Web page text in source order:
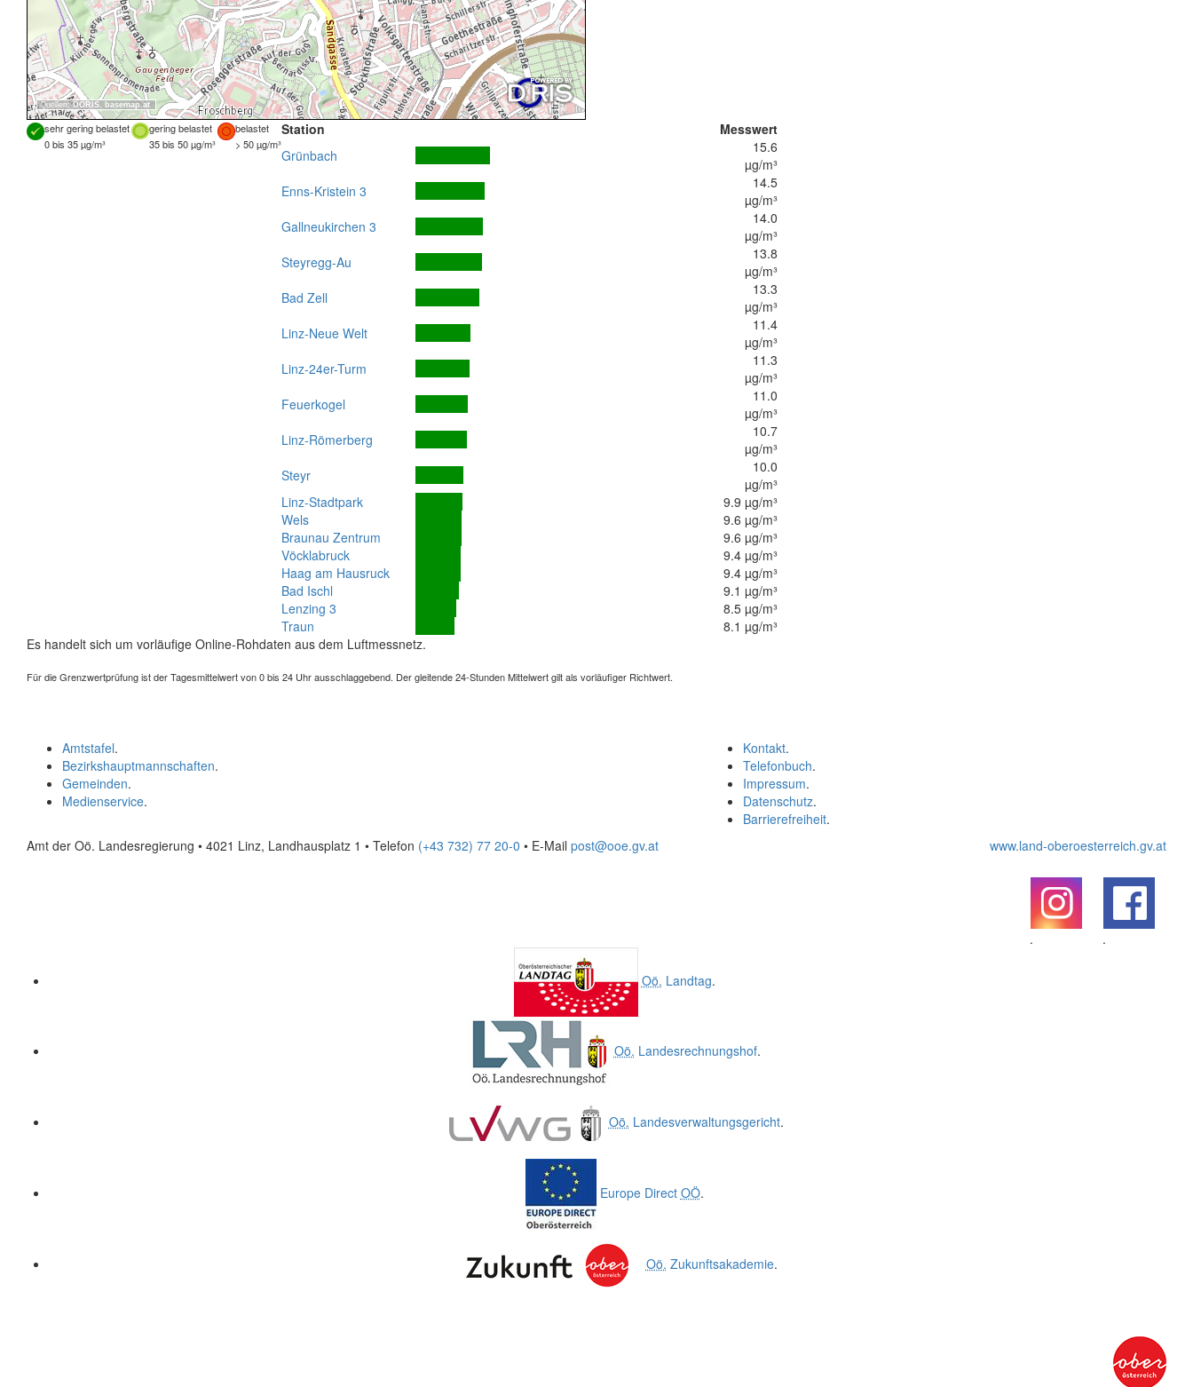
Quellen:DORIS, basemap.at
sehr gering belastet gering belastet
belastet
0 bis 35 µg/m³
35 bis 50 µg/m³ > 50 µg/m³
Station
Messwert
Grünbach
15.6
µg/m³
Enns-Kristein 3
14.5
µg/m³
Gallneukirchen 3
14.0
µg/m³
Steyregg-Au
13.8
µg/m³
Bad Zell
13.3
µg/m³
Linz-Neue Welt
11.4
µg/m³
Linz-24er-Turm
11.3
µg/m³
Feuerkogel
11.0
µg/m³
Linz-Römerberg
10.7
µg/m³
Steyr
10.0
µg/m³
Linz-Stadtpark
9.9 µg/m³
Wels
9.6 µg/m³
Braunau Zentrum
9.6 µg/m³
Vöcklabruck
9.4 µg/m³
Haag am Hausruck
9.4 µg/m³
Bad Ischl
9.1 µg/m³
Lenzing 3
8.5 µg/m³
Traun
8.1 µg/m³
Es handelt sich um vorläufige Online-Rohdaten aus dem Luftmessnetz.
Für die Grenzwertprüfung ist der Tagesmittelwert von 0 bis 24 Uhr ausschlaggebend. Der gleitende 24-Stunden Mittelwert gilt als vorläufiger Richtwert.
Kontakt.
Telefonbuch.
Impressum.
Datenschutz.
Barrierefreiheit.
Amtstafel.
Bezirkshauptmannschaften.
Gemeinden.
Medienservice.
Amt der Oö. Landesregierung • 4021 Linz, Landhausplatz 1 • Telefon (+43 732) 77 20-0 • E-Mail post@ooe.gv.at www.land-oberoesterreich.gv.at
.
.
Oö. Landtag.
Oö. Landesrechnungshof.
Oö. Landesverwaltungsgericht.
Europe Direct OÖ.
Oö. Zukunftsakademie.